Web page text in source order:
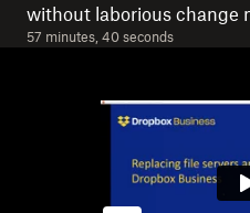
without laborious change
57 minutes, 40 seconds